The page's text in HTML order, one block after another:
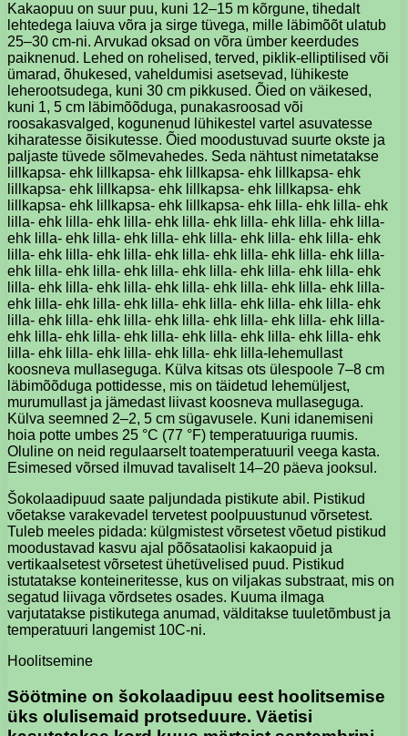
Kakaopuu on suur puu, kuni 12–15 m kõrgune, tihedalt
lehtedega laiuva võra ja sirge tüvega, mille läbimõõt ulatub
25–30 cm-ni. Arvukad oksad on võra ümber keerdudes
paiknenud. Lehed on rohelised, terved, piklik-elliptilised või
ümarad, õhukesed, vaheldumisi asetsevad, lühikeste
leherootsudega, kuni 30 cm pikkused. Õied on väikesed,
kuni 1, 5 cm läbimõõduga, punakasroosad või
roosakasvalged, kogunenud lühikestel vartel asuvatesse
kiharatesse õisikutesse. Õied moodustuvad suurte okste ja
paljaste tüvede sõlmevahedes. Seda nähtust nimetatakse
lillkapsa- ehk lillkapsa- ehk lillkapsa- ehk lillkapsa- ehk
lillkapsa- ehk lillkapsa- ehk lillkapsa- ehk lillkapsa- ehk
lillkapsa- ehk lillkapsa- ehk lillkapsa- ehk lilla- ehk lilla- ehk
lilla- ehk lilla- ehk lilla- ehk lilla- ehk lilla- ehk lilla- ehk lilla-
ehk lilla- ehk lilla- ehk lilla- ehk lilla- ehk lilla- ehk lilla- ehk
lilla- ehk lilla- ehk lilla- ehk lilla- ehk lilla- ehk lilla- ehk lilla-
ehk lilla- ehk lilla- ehk lilla- ehk lilla- ehk lilla- ehk lilla- ehk
lilla- ehk lilla- ehk lilla- ehk lilla- ehk lilla- ehk lilla- ehk lilla-
ehk lilla- ehk lilla- ehk lilla- ehk lilla- ehk lilla- ehk lilla- ehk
lilla- ehk lilla- ehk lilla- ehk lilla- ehk lilla- ehk lilla- ehk lilla-
ehk lilla- ehk lilla- ehk lilla- ehk lilla- ehk lilla- ehk lilla- ehk
lilla- ehk lilla- ehk lilla- ehk lilla- ehk lilla-lehemullast
koosneva mullaseguga. Külva kitsas ots ülespoole 7–8 cm
läbimõõduga pottidesse, mis on täidetud lehemüljest,
murumullast ja jämedast liivast koosneva mullaseguga.
Külva seemned 2–2, 5 cm sügavusele. Kuni idanemiseni
hoia potte umbes 25 °C (77 °F) temperatuuriga ruumis.
Oluline on neid regulaarselt toatemperatuuril veega kasta.
Esimesed võrsed ilmuvad tavaliselt 14–20 päeva jooksul.
Šokolaadipuud saate paljundada pistikute abil. Pistikud
võetakse varakevadel tervetest poolpuustunud võrsetest.
Tuleb meeles pidada: külgmistest võrsetest võetud pistikud
moodustavad kasvu ajal põõsataolisi kakaopuid ja
vertikaalsetest võrsetest ühetüvelised puud. Pistikud
istutatakse konteineritesse, kus on viljakas substraat, mis on
segatud liivaga võrdsetes osades. Kuuma ilmaga
varjutatakse pistikutega anumad, välditakse tuuletõmbust ja
temperatuuri langemist 10C-ni.
Hoolitsemine
Söötmine on šokolaadipuu eest hoolitsemise
üks olulisemaid protseduure. Väetisi